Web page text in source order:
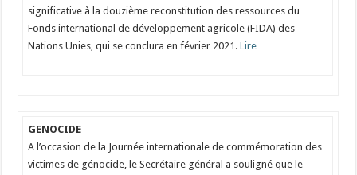
significative à la douzième reconstitution des ressources du
Fonds international de développement agricole (FIDA) des
Nations Unies, qui se conclura en février 2021. Lire
GENOCIDE
A l’occasion de la Journée internationale de commémoration des
victimes de génocide, le Secrétaire général a souligné que le